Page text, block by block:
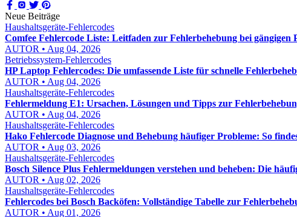
Neue Beiträge
Haushaltsgeräte-Fehlercodes
Comfee Fehlercode Liste: Leitfaden zur Fehlerbehebung bei gängigen
AUTOR • Aug 04, 2026
Betriebssystem-Fehlercodes
HP Laptop Fehlercodes: Die umfassende Liste für schnelle
AUTOR • Aug 04, 2026
Haushaltsgeräte-Fehlercodes
Fehlermeldung E1: Ursachen, Lösungen und Tipps zur
AUTOR • Aug 04, 2026
Haushaltsgeräte-Fehlercodes
Hako Fehlercode Diagnose und Behebung häufiger Probleme: So
AUTOR • Aug 03, 2026
Haushaltsgeräte-Fehlercodes
Bosch Silence Plus Fehlermeldungen verstehen und beheben: Die
AUTOR • Aug 02, 2026
Haushaltsgeräte-Fehlercodes
Fehlercodes bei Bosch Backöfen: Vollständige Tabelle zur
AUTOR • Aug 01, 2026